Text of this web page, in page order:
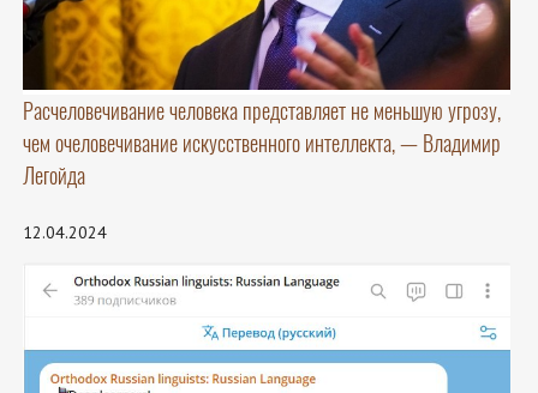
Расчеловечивание человека представляет не меньшую угрозу,
чем очеловечивание искусственного интеллекта, — Владимир
Легойда
12.04.2024